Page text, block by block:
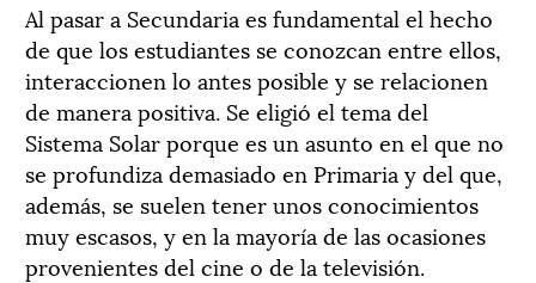
Al pasar a Secundaria es fundamental el hecho
de que los estudiantes se conozcan entre ellos,
interaccionen lo antes posible y se relacionen
de manera positiva. Se eligió el tema del
Sistema Solar porque es un asunto en el que no
se profundiza demasiado en Primaria y del que,
además, se suelen tener unos conocimientos
muy escasos, y en la mayoría de las ocasiones
provenientes del cine o de la televisión.